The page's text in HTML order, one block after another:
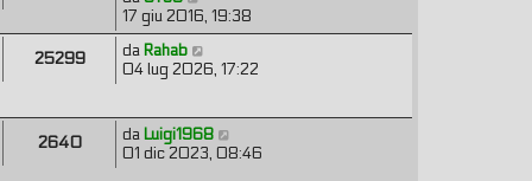
m
o
e
a
g
e
d
i
u
i
m
17 giu 2016, 19:38
25299 da Rahab
e
u
l
t
04 lug 2026, 17:22
2640 da Luigi1968
e
01 dic 2023, 08:46